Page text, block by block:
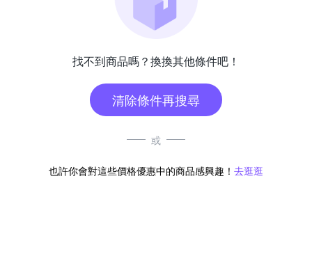
找不到商品嗎？換換其他條件吧！
清除條件再搜尋
或
也許你會對這些價格優惠中的商品感興趣！ 去逛逛